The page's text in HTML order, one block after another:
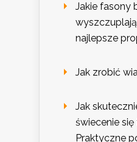
Jakie fasony
najlepsze
Jak zrobić
Jak
świecenie
Praktyczne